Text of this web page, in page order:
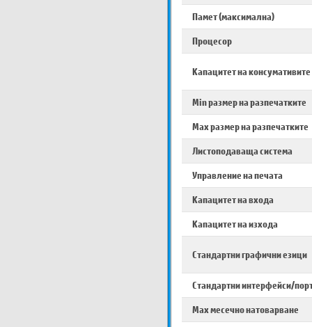
Памет (максимална)
Процесор
Капацитет на консумативите
Min размер на разпечатките
Max размер на разпечатките
Листоподаваща система
Управление на печата
Капацитет на входа
Капацитет на изхода
Стандартни графични езици
Стандартни интерфейси/
Max месечно натоварване